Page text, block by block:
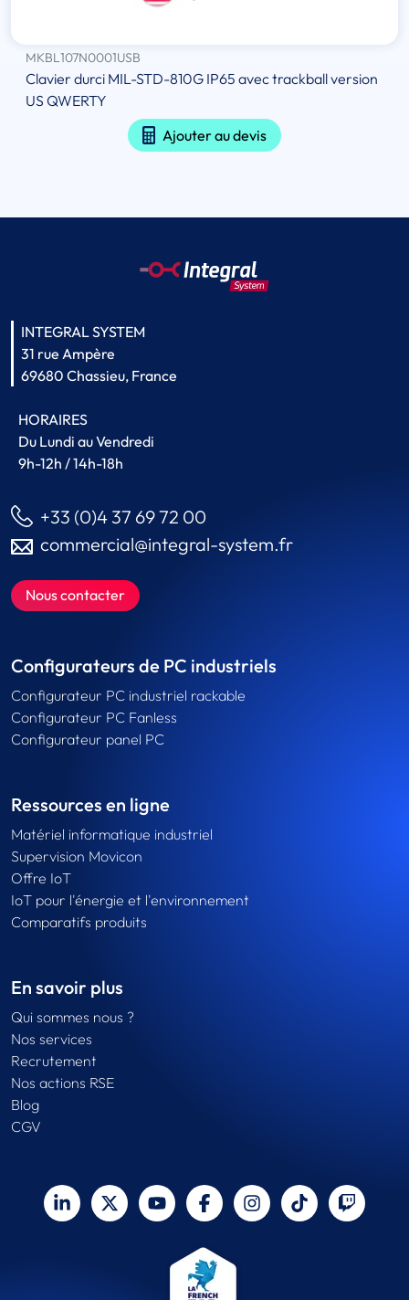
MKBL107N0001USB
Clavier durci MIL-STD-810G IP65 avec trackball version
US QWERTY
Ajouter au devis
INTEGRAL SYSTEM
31 rue Ampère
69680 Chassieu, France
HORAIRES
Du Lundi au Vendredi
9h-12h / 14h-18h
+33 (0)4 37 69 72 00
commercial@integral-system.fr
Nous contacter
Configurateurs de PC industriels
Configurateur PC industriel rackable
Configurateur PC Fanless
Configurateur panel PC
Ressources en ligne
Matériel informatique industriel
Supervision Movicon
Offre IoT
IoT pour l'énergie et l'environnement
Comparatifs produits
En savoir plus
Qui sommes nous ?
Nos services
Recrutement
Nos actions RSE
Blog
CGV